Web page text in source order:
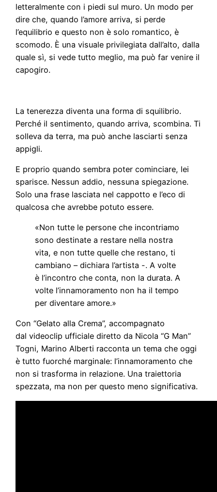
letteralmente con i piedi sul muro. Un modo per
dire che, quando l’amore arriva, si perde
l’equilibrio e questo non è solo romantico, è
scomodo. È una visuale privilegiata dall’alto, dalla
quale sì, si vede tutto meglio, ma può far venire il
capogiro.
La tenerezza diventa una forma di squilibrio.
Perché il sentimento, quando arriva, scombina. Ti
solleva da terra, ma può anche lasciarti senza
appigli.
E proprio quando sembra poter cominciare, lei
sparisce. Nessun addio, nessuna spiegazione.
Solo una frase lasciata nel cappotto e l’eco di
qualcosa che avrebbe potuto essere.
«Non tutte le persone che incontriamo
sono destinate a restare nella nostra
vita, e non tutte quelle che restano, ti
cambiano – dichiara l’artista -. A volte
è l’incontro che conta, non la durata. A
volte l’innamoramento non ha il tempo
per diventare amore.»
Con “Gelato alla Crema”, accompagnato
dal videoclip ufficiale diretto da Nicola “G Man”
Togni, Marino Alberti racconta un tema che oggi
è tutto fuorché marginale: l’innamoramento che
non si trasforma in relazione. Una traiettoria
spezzata, ma non per questo meno significativa.